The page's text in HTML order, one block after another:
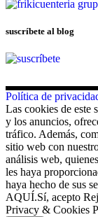
suscríbete al blog
Política de
Las cookies de este
y los anuncios,
tráfico. Además,
sitio web con
análisis web,
les haya
haya hecho de sus
AQUÍ.Sí, acepto
Privacy & Cookies